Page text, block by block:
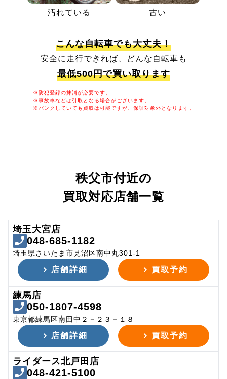
汚れている 古い
こんな自転車でも大丈夫！
安全に走行できれば、どんな自転車も
最低500円で買い取ります
※防犯登録の抹消が必要です。
※事故車などは引取となる場合がございます。
※パンクしていても買取は可能ですが、保証対象外となります。
秩父市付近の
買取対応店舗一覧
埼玉大宮店
048-685-1182
埼玉県さいたま市見沼区南中丸301-1
店舗詳細 買取予約
練馬店
050-1807-4598
東京都練馬区南田中２－２３－１８
店舗詳細 買取予約
ライダース北戸田店
048-421-5100